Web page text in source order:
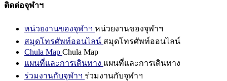
ติดต่อจุฬาฯ
หน่วยงานของจุฬาฯ หน่วยงานของจุฬาฯ
สมุดโทรศัพท์ออนไลน์ สมุดโทรศัพท์ออนไลน์
Chula Map Chula Map
แผนที่และการเดินทาง แผนที่และการเดินทาง
ร่วมงานกับจุฬาฯ ร่วมงานกับจุฬาฯ